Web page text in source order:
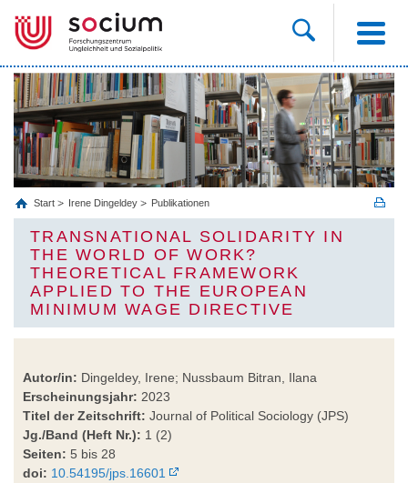
Start Irene Dingeldey Publikationen
TRANSNATIONAL SOLIDARITY IN
THE WORLD OF WORK?
THEORETICAL FRAMEWORK
APPLIED TO THE EUROPEAN
MINIMUM WAGE DIRECTIVE
Autor/in: Dingeldey, Irene; Nussbaum Bitran, Ilana
Erscheinungsjahr: 2023
Titel der Zeitschrift: Journal of Political Sociology (JPS)
Jg./Band (Heft Nr.): 1 (2)
Seiten: 5 bis 28
doi: 10.54195/jps.16601